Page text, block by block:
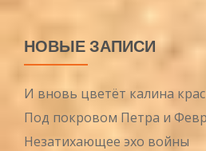
НОВЫЕ ЗАПИСИ
И вновь цветёт калина
Под покровом Петра и
Незатихающее эхо войны